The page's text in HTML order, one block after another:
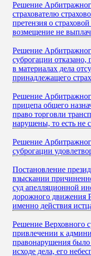
Решение
страхователю
претензия о
возмещение не
Решение
суброгации отказано,
в материалах дела
принадлежащего
Решение
прицепа общего
право торговли
нарушены, то есть не
Решение
суброгации
Постановление
взыскании
суд апелляционной
дорожного движения
именно действия
Решение Верховного
привлечении к
правонарушения было
исходе дела, его